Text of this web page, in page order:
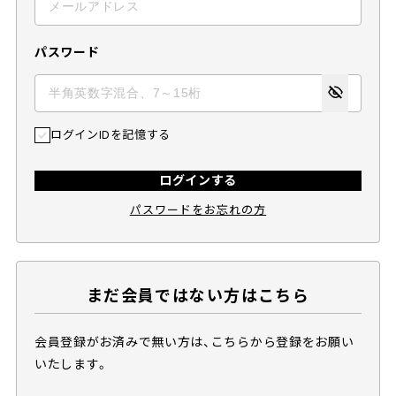
パスワード
ログインIDを記憶する
ログインする
パスワードをお忘れの方
まだ会員ではない方はこちら
会員登録がお済みで無い方は、こちらから登録をお願い
いたします。